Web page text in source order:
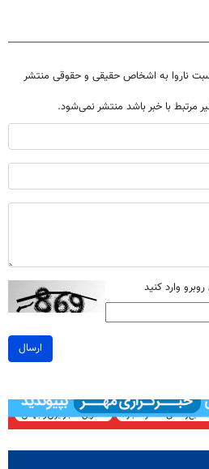
ناروا به اشخاص حقیقی و حقوقی منتشر
مرتبط با خبر باشد منتشر نمی‌شود.
وارد کنید
ارسال